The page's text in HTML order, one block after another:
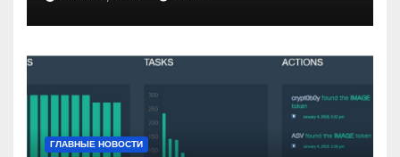
ГЛАВНЫЕ НОВОСТИ